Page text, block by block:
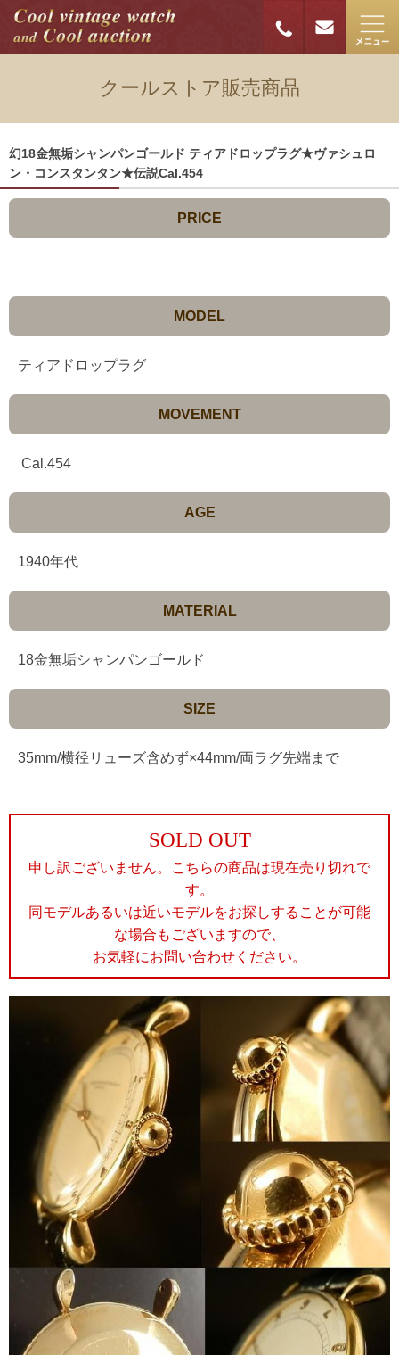
クールストア販売商品
幻18金無垢シャンパンゴールド ティアドロップラグ★ヴァシュロ
ン・コンスタンタン★伝説Cal.454
PRICE
MODEL
ティアドロップラグ
MOVEMENT
Cal.454
AGE
1940年代
MATERIAL
18金無垢シャンパンゴールド
SIZE
35mm/横径リューズ含めず×44mm/両ラグ先端まで
SOLD OUT
申し訳ございません。こちらの商品は現在売り切れで
す。
同モデルあるいは近いモデルをお探しすることが可能
な場合もございますので、
お気軽にお問い合わせください。